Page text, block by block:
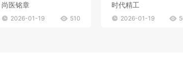
尚医铭章
2026-01-19 510
时代精工
2026-01-19